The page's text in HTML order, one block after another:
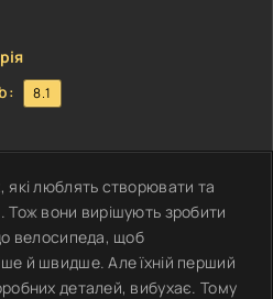
8.1
які люблять створювати та
Тож вони вирішують зробити
велосипеда, щоб
й швидше. Але їхній перший
деталей, вибухає. Тому